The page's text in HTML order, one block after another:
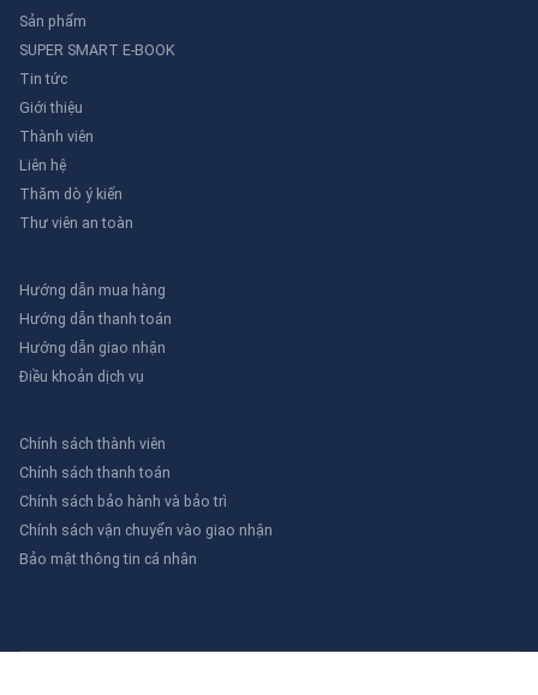
Sản phẩm
SUPER SMART E-BOOK
Tin tức
Giới thiệu
Thành viên
Liên hệ
Thăm dò ý kiến
Thư viên an toàn
Hướng dẫn mua hàng
Hướng dẫn thanh toán
Hướng dẫn giao nhận
Điều khoản dịch vụ
Chính sách thành viên
Chính sách thanh toán
Chính sách bảo hành và bảo trì
Chính sách vận chuyển vào giao nhận
Bảo mật thông tin cá nhân